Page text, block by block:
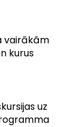
vairākām
kurus
uz